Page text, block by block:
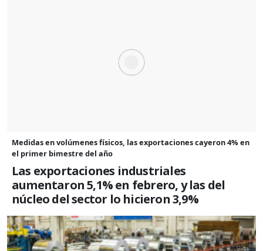
Medidas en volúmenes físicos, las exportaciones cayeron 4% en
el primer bimestre del año
Las exportaciones industriales
aumentaron 5,1% en febrero, y las del
núcleo del sector lo hicieron 3,9%